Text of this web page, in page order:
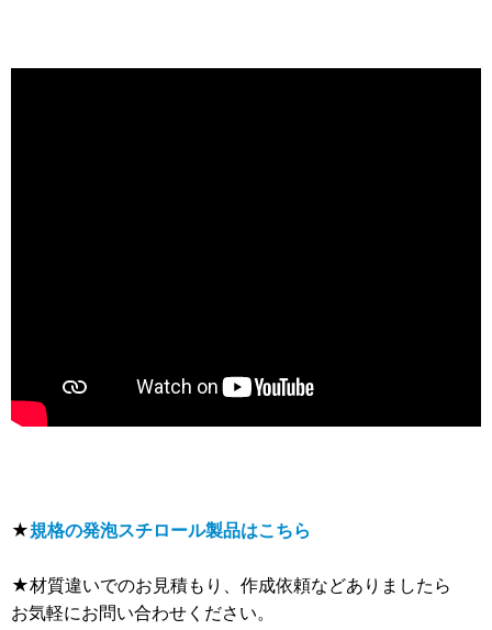
★規格の発泡スチロール製品はこちら
★材質違いでのお見積もり、作成依頼などありましたら
お気軽にお問い合わせください。